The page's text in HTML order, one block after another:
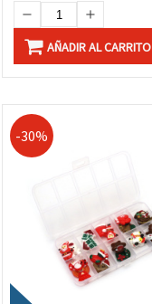
AÑADIR AL CARRITO
-30%